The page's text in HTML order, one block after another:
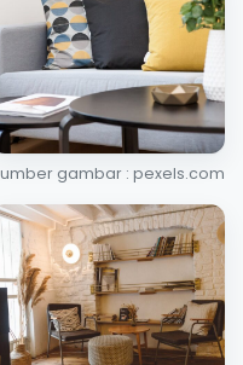
gambar : pexels.com